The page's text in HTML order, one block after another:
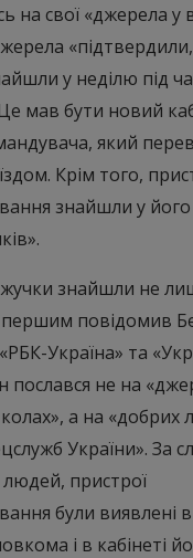
на свої «джерела у
у неділю під
мав бути новий
який
Крім того,
знайшли у його
знайшли не
повідомив
Україна» та
послався не на
а на «добрих
України». За
пристрої
були виявлені
і в кабінеті